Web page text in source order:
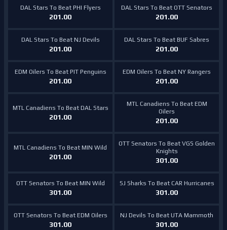
DAL Stars To Beat PHI Flyers
201.00
DAL Stars To Beat OTT Senators
201.00
DAL Stars To Beat NJ Devils
201.00
DAL Stars To Beat BUF Sabres
201.00
EDM Oilers To Beat PIT Penguins
201.00
EDM Oilers To Beat NY Rangers
201.00
MTL Canadiens To Beat DAL Stars
201.00
MTL Canadiens To Beat EDM
Oilers
201.00
MTL Canadiens To Beat MIN Wild
201.00
OTT Senators To Beat VGS Golden
Knights
301.00
OTT Senators To Beat MIN Wild
301.00
SJ Sharks To Beat CAR Hurricanes
301.00
OTT Senators To Beat EDM Oilers
301.00
NJ Devils To Beat UTA Mammoth
301.00